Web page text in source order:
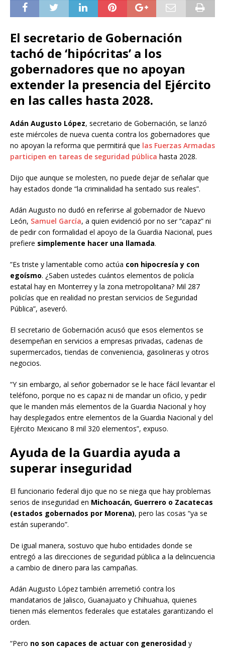
El secretario de Gobernación
tachó de ‘hipócritas’ a los
gobernadores que no apoyan
extender la presencia del Ejército
en las calles hasta 2028.
Adán Augusto López, secretario de Gobernación, se lanzó
este miércoles de nueva cuenta contra los gobernadores que
no apoyan la reforma que permitirá que las Fuerzas Armadas
participen en tareas de seguridad pública hasta 2028.
Dijo que aunque se molesten, no puede dejar de señalar que
hay estados donde “la criminalidad ha sentado sus reales”.
Adán Augusto no dudó en referirse al gobernador de Nuevo
León, Samuel García, a quien evidenció por no ser “capaz” ni
de pedir con formalidad el apoyo de la Guardia Nacional, pues
prefiere simplemente hacer una llamada.
”Es triste y lamentable como actúa con hipocresía y con
egoísmo. ¿Saben ustedes cuántos elementos de policía
estatal hay en Monterrey y la zona metropolitana? Mil 287
policías que en realidad no prestan servicios de Seguridad
Pública”, aseveró.
El secretario de Gobernación acusó que esos elementos se
desempeñan en servicios a empresas privadas, cadenas de
supermercados, tiendas de conveniencia, gasolineras y otros
negocios.
“Y sin embargo, al señor gobernador se le hace fácil levantar el
teléfono, porque no es capaz ni de mandar un oficio, y pedir
que le manden más elementos de la Guardia Nacional y hoy
hay desplegados entre elementos de la Guardia Nacional y del
Ejército Mexicano 8 mil 320 elementos”, expuso.
Ayuda de la Guardia ayuda a
superar inseguridad
El funcionario federal dijo que no se niega que hay problemas
serios de inseguridad en Michoacán, Guerrero o Zacatecas
(estados gobernados por Morena), pero las cosas “ya se
están superando”.
De igual manera, sostuvo que hubo entidades donde se
entregó a las direcciones de seguridad pública a la delincuencia
a cambio de dinero para las campañas.
Adán Augusto López también arremetió contra los
mandatarios de Jalisco, Guanajuato y Chihuahua, quienes
tienen más elementos federales que estatales garantizando el
orden.
“Pero no son capaces de actuar con generosidad y